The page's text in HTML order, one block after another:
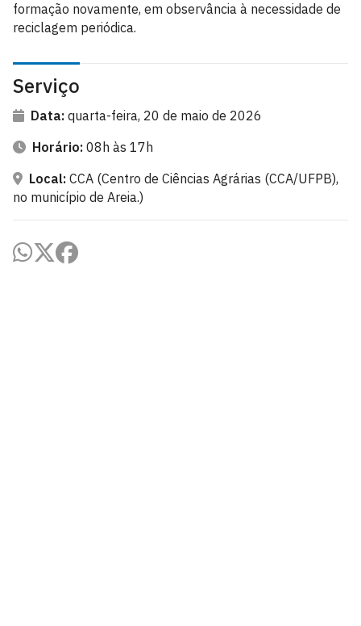
formação novamente, em observância à necessidade de
reciclagem periódica.
Serviço
Data: quarta-feira, 20 de maio de 2026
Horário: 08h às 17h
Local: CCA (Centro de Ciências Agrárias (CCA/UFPB),
no município de Areia.)